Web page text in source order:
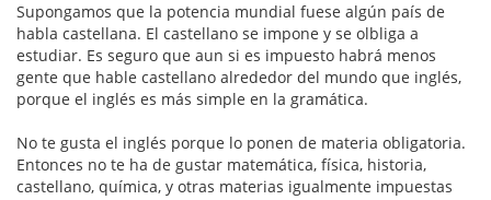
Supongamos que la potencia mundial fuese algún país de
habla castellana. El castellano se impone y se olbliga a
estudiar. Es seguro que aun si es impuesto habrá menos
gente que hable castellano alrededor del mundo que inglés,
porque el inglés es más simple en la gramática.
No te gusta el inglés porque lo ponen de materia obligatoria.
Entonces no te ha de gustar matemática, física, historia,
castellano, química, y otras materias igualmente impuestas